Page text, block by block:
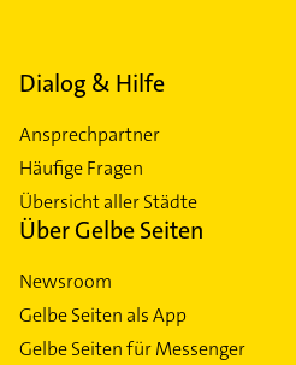
Dialog & Hilfe
Ansprechpartner
Häufige Fragen
Übersicht aller Städte
Über Gelbe Seiten
Newsroom
Gelbe Seiten als App
Gelbe Seiten für Messenger